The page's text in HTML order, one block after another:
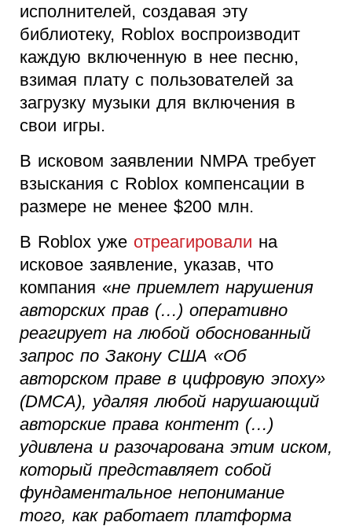
исполнителей, создавая эту
библиотеку, Roblox воспроизводит
каждую включенную в нее песню,
взимая плату с пользователей за
загрузку музыки для включения в
свои игры.
В исковом заявлении NMPA требует
взыскания с Roblox компенсации в
размере не менее $200 млн.
В Roblox уже отреагировали на
исковое заявление, указав, что
компания «не приемлет нарушения
авторских прав (…) оперативно
реагирует на любой обоснованный
запрос по Закону США «Об
авторском праве в цифровую эпоху»
(DMCA), удаляя любой нарушающий
авторские права контент (…)
удивлена и разочарована этим иском,
который представляет собой
фундаментальное непонимание
того, как работает платформа